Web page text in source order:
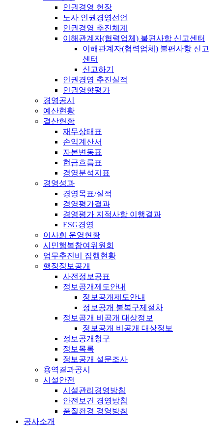
인권경영 헌장
노사 인권경영선언
인권경영 추진체계
이해관계자(협력업체) 불편사항 신고센터
이해관계자(협력업체) 불편사항 신고
센터
신고하기
인권경영 추진실적
인권영향평가
경영공시
예산현황
결산현황
재무상태표
손익계산서
자본변동표
현금흐름표
경영분석지표
경영성과
경영목표/실적
경영평가결과
경영평가 지적사항 이행결과
ESG경영
이사회 운영현황
시민행복참여위원회
업무추진비 집행현황
행정정보공개
사전정보공표
정보공개제도안내
정보공개제도안내
정보공개 불복구제절차
정보공개 비공개 대상정보
정보공개 비공개 대상정보
정보공개청구
정보목록
정보공개 설문조사
용역결과공시
시설안전
시설관리경영방침
안전보건 경영방침
품질환경 경영방침
공사소개